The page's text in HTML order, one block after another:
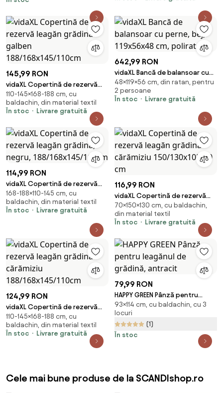
145,99 RON
vidaXL Copertină de rezervă
leagăn grădină galben
188/168x145/110cm
110-145×168-188 cm, cu
baldachin, din material textil
În stoc
Livrare gratuită
642,99 RON
vidaXL Bancă de balansoar cu
perne, bej, 119x56x48 cm,
poliratan
48×119×56 cm, din ratan, pentru
2 persoane
În stoc
Livrare gratuită
114,99 RON
vidaXL Copertină de rezervă
leagăn grădină, negru,
188/168x145/110cm
168-188×110-145 cm, cu
baldachin, din material textil
În stoc
Livrare gratuită
116,99 RON
vidaXL Copertină de rezervă
leagăn grădină cărămiziu
150/130x105/70 cm
70×150×130 cm, cu baldachin,
din material textil
În stoc
Livrare gratuită
124,99 RON
vidaXL Copertină de rezervă
leagăn grădină cărămiziu
188/168x145/110cm
110-145×168-188 cm, cu
baldachin, din material textil
În stoc
Livrare gratuită
79,99 RON
HAPPY GREEN Pânză pentru
leagănul de grădină, antracit
93×114 cm, cu baldachin, cu 3
locuri
(1)
În stoc
Cele mai bune produse de la SCANDIshop.ro